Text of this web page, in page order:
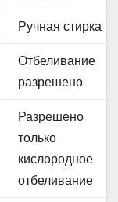
Ручная стирка
Отбеливание
разрешено
Разрешено
только
кислородное
отбеливание